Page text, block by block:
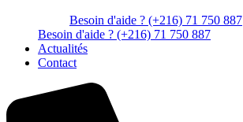
Besoin d'aide ? (+216) 71 750 887
Besoin d'aide ? (+216) 71 750 887
Actualités
Contact